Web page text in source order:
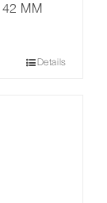
MM
Details